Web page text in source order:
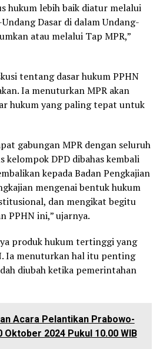
hukum lebih baik diatur melalui
Dasar di dalam Undang-
atau melalui Tap MPR,”
tentang dasar hukum PPHN
Ia menuturkan MPR akan
hukum yang paling tepat untuk
gabungan MPR dengan seluruh
kelompok DPD dibahas kembali
kepada Badan Pengkajian
mengenai bentuk hukum
dan mengikat begitu
PPHN ini,” ujarnya.
produk hukum tertinggi yang
Ia menuturkan hal itu penting
diubah ketika pemerintahan
Acara Pelantikan Prabowo-
Oktober 2024 Pukul 10.00 WIB